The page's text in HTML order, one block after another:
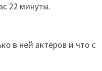
22 минуты.